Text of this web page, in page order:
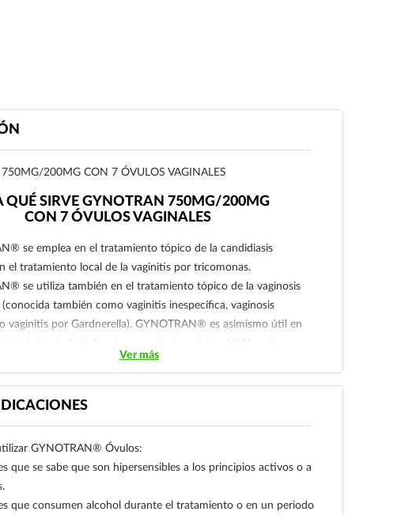
200MG CON 7 ÓVULOS VAGINALES
QUÉ SIRVE GYNOTRAN 750MG/200MG
CON 7 ÓVULOS VAGINALES
se emplea en el tratamiento tópico de la candidiasis
el tratamiento local de la vaginitis por tricomonas.
se utiliza también en el tratamiento tópico de la vaginosis
(conocida también como vaginitis inespecífica, vaginosis
vaginitis por Gardnerella). GYNOTRAN® es asimismo útil en
tópico de las infecciones vaginales mixtas debidas a los
responsables de la vaginosis bacteriana, la candidiasis vaginal y
Ver más
GYNOTRAN® Óvulos:
que se sabe que son hipersensibles a los principios activos o a
que consumen alcohol durante el tratamiento o en un periodo